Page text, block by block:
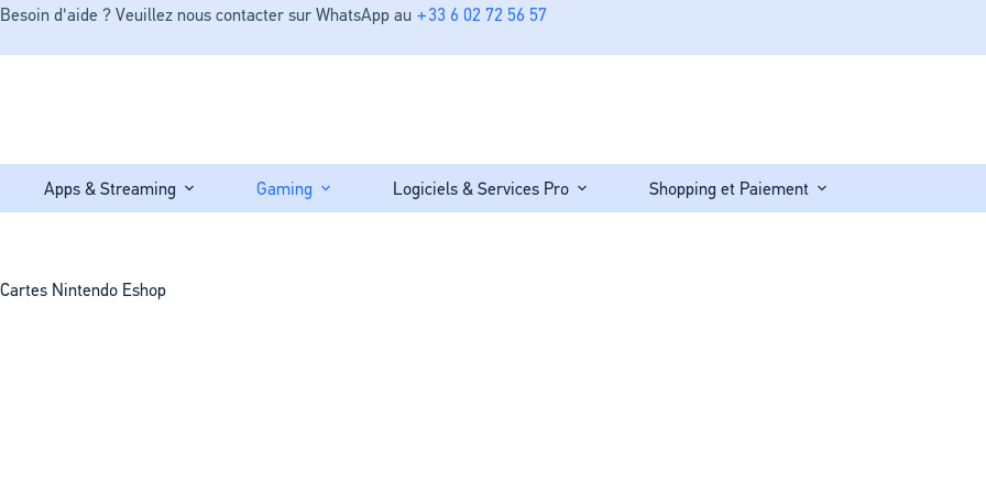
Besoin d'aide ? Veuillez nous contacter sur WhatsApp au +33 6 02 72 56 57
Apps & Streaming Gaming Logiciels & Services Pro Shopping et Paiement
Cartes Nintendo Eshop